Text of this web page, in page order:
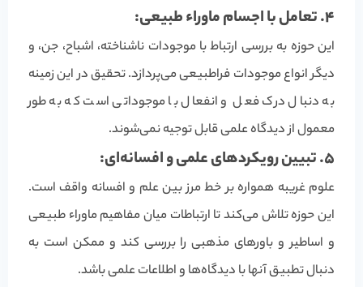
4. تعامل با اجسام ماوراء طبیعی:
این حوزه به بررسی ارتباط با موجودات ناشناخته، اشباح، جن، و
دیگر انواع موجودات فراطبیعی می‌پردازد. تحقیق در این زمینه
به دنبال درک فعل و انفعال با موجوداتی است که به طور
معمول از دیدگاه علمی قابل توجیه نمی‌شوند.
5. تبیین رویکردهای علمی و افسانه‌ای:
علوم غریبه همواره بر خط مرز بین علم و افسانه واقف است.
این حوزه تلاش می‌کند تا ارتباطات میان مفاهیم ماوراء طبیعی
و اساطیر و باورهای مذهبی را بررسی کند و ممکن است به
دنبال تطبیق آنها با دیدگاه‌ها و اطلاعات علمی باشد.